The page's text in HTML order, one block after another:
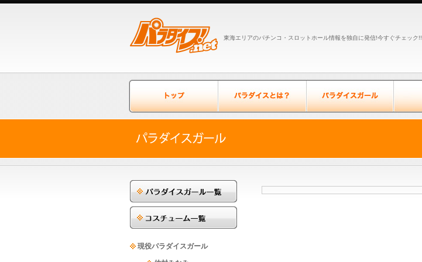
東海エリアのパチンコ・スロットホール情報を独自に発信!今すぐチェック!!
現役パラダイスガール